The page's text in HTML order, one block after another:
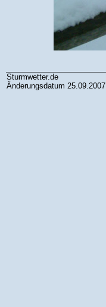
Sturmwetter.de
Änderungsdatum 25.09.2007